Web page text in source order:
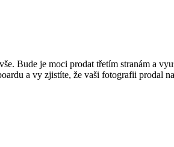
Bude je moci prodat třetím stranám a
a vy zjistíte, že vaši fotografii prodal